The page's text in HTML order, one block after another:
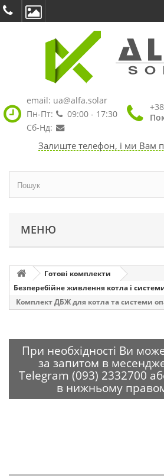
email: ua@alfa.solar
Пн-Пт:
09:00 - 17:30
Сб-Нд:
Залиште телефон, і ми Вам
МЕНЮ
Готові комплекти
Безперебійне живлення котла і
Комплект ДБЖ для котла та системи
При необхідності Ви
за запитом в
Telegram (093) 2332700
в нижньому